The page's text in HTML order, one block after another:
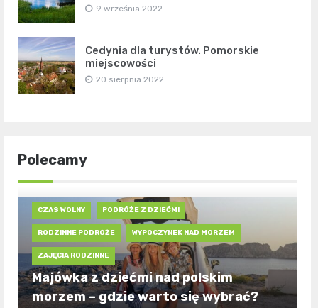
9 września 2022
Cedynia dla turystów. Pomorskie
miejscowości
20 sierpnia 2022
Polecamy
CZAS WOLNY PODRÓŻE Z DZIEĆMI
RODZINNE PODRÓŻE WYPOCZYNEK NAD MORZEM
ZAJĘCIA RODZINNE
Majówka z dziećmi nad polskim
morzem – gdzie warto się wybrać?